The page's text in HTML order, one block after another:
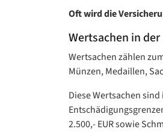
Oft wird die
Wertsachen in
Wertsachen zählen
Münzen, Medaillen,
Diese Wertsachen
2.500,- EUR sowie